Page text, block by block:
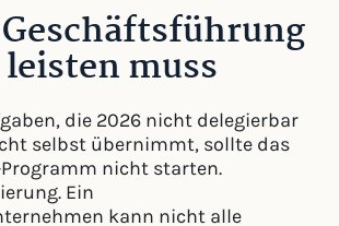
muss
die 2026 nicht delegierbar
selbst übernimmt, sollte das
nicht starten.
Ein
kann nicht alle